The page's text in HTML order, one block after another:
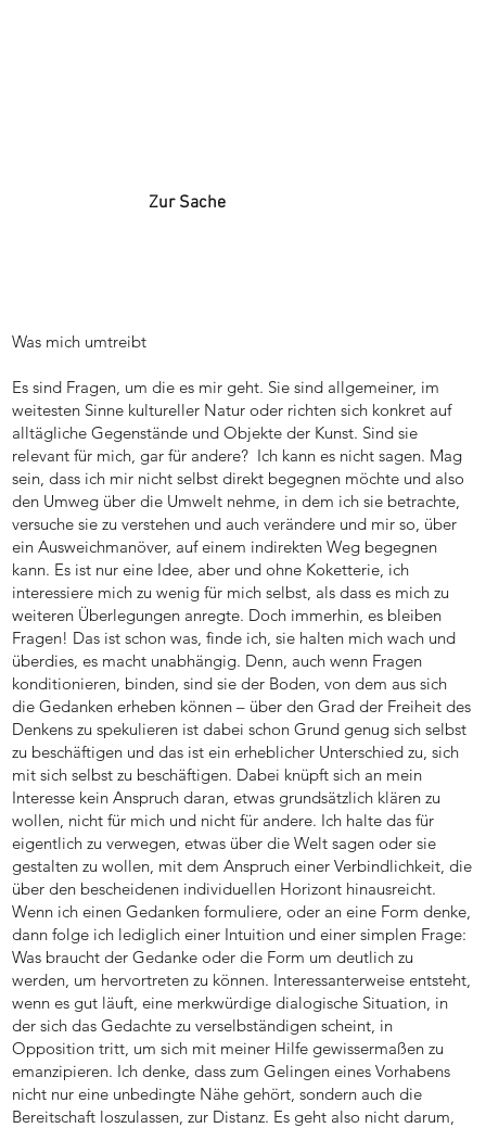
Zur Sache
Was mich umtreibt
Es sind Fragen, um die es mir geht. Sie sind allgemeiner, im
weitesten Sinne kultureller Natur oder richten sich konkret auf
alltägliche Gegenstände und Objekte der Kunst. Sind sie
relevant für mich, gar für andere? Ich kann es nicht sagen. Mag
sein, dass ich mir nicht selbst direkt begegnen möchte und also
den Umweg über die Umwelt nehme, in dem ich sie betrachte,
versuche sie zu verstehen und auch verändere und mir so, über
ein Ausweichmanöver, auf einem indirekten Weg begegnen
kann. Es ist nur eine Idee, aber und ohne Koketterie, ich
interessiere mich zu wenig für mich selbst, als dass es mich zu
weiteren Überlegungen anregte. Doch immerhin, es bleiben
Fragen! Das ist schon was, finde ich, sie halten mich wach und
überdies, es macht unabhängig. Denn, auch wenn Fragen
konditionieren, binden, sind sie der Boden, von dem aus sich
die Gedanken erheben können – über den Grad der Freiheit des
Denkens zu spekulieren ist dabei schon Grund genug sich selbst
zu beschäftigen und das ist ein erheblicher Unterschied zu, sich
mit sich selbst zu beschäftigen. Dabei knüpft sich an mein
Interesse kein Anspruch daran, etwas grundsätzlich klären zu
wollen, nicht für mich und nicht für andere. Ich halte das für
eigentlich zu verwegen, etwas über die Welt sagen oder sie
gestalten zu wollen, mit dem Anspruch einer Verbindlichkeit, die
über den bescheidenen individuellen Horizont hinausreicht.
Wenn ich einen Gedanken formuliere, oder an eine Form denke,
dann folge ich lediglich einer Intuition und einer simplen Frage:
Was braucht der Gedanke oder die Form um deutlich zu
werden, um hervortreten zu können. Interessanterweise entsteht,
wenn es gut läuft, eine merkwürdige dialogische Situation, in
der sich das Gedachte zu verselbständigen scheint, in
Opposition tritt, um sich mit meiner Hilfe gewissermaßen zu
emanzipieren. Ich denke, dass zum Gelingen eines Vorhabens
nicht nur eine unbedingte Nähe gehört, sondern auch die
Bereitschaft loszulassen, zur Distanz. Es geht also nicht darum,